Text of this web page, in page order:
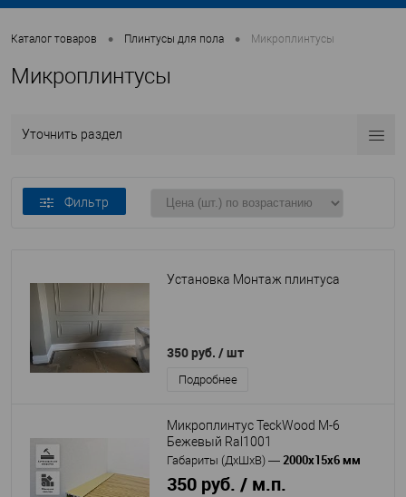
Каталог товаров • Плинтусы для пола • Микроплинтусы
Микроплинтусы
Уточнить раздел
Фильтр
Установка Монтаж плинтуса
350 руб. / шт
Подробнее
Микроплинтус TeckWood M-6
Бежевый Ral1001
Габариты (ДхШхВ) — 2000х15х6 мм
350 руб. / м.п.